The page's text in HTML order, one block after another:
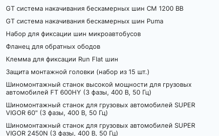
GT система накачивания бескамерных шин CM 1200 BB
GT система накачивания бескамерных шин Puma
Набор для фиксации шин микроавтобусов
Фланец для обратных ободов
Клемма для фиксации Run Flat шин
Защита монтажной головки (набор из 15 шт.)
Шиномонтажный станок высокой мощности для грузовых
автомобилей FT 600HY (3 фазы, 400 В, 50 Гц)
Шиномонтажный станок для грузовых автомобилей SUPER
VIGOR 60" (3 фазы, 400 В, 50 Гц)
Шиномонтажный станок для грузовых автомобилей SUPER
VIGOR 2450N (3 фазы, 400 В, 50 Гц)